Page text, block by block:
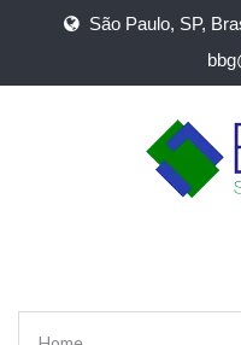
São Paulo, SP,